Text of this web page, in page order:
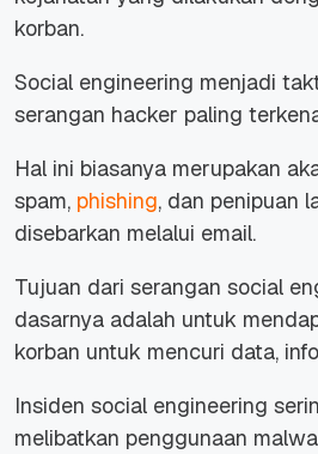
korban.
Social engineering menjadi
serangan hacker paling
Hal ini biasanya merupakan
spam, phishing, dan penipuan
disebarkan melalui email.
Tujuan dari serangan social
dasarnya adalah untuk
korban untuk mencuri data,
Insiden social engineering
melibatkan penggunaan